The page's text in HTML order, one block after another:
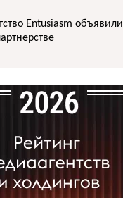
Entusiasm объявили